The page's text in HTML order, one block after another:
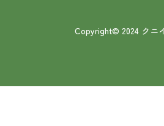
Copyright© 2024 クニ